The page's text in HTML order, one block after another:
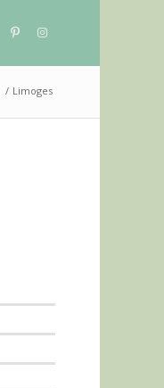
/ Limoges